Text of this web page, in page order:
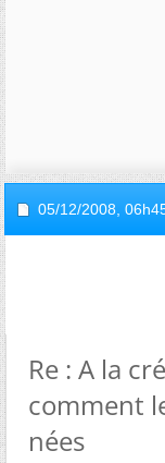
05/12/2008,
Re : A la
comment
nées